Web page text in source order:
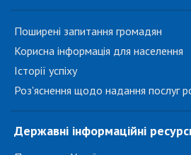
Поширені запитання громадян
Корисна інформація для населення
Історії успіху
Роз'яснення щодо надання послуг
Державні інформаційні